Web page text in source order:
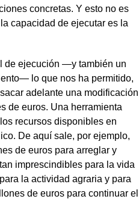
concretas. Y esto no es
capacidad de ejecutar es la
de ejecución —y también un
lo que nos ha permitido,
adelante una modificación
de euros. Una herramienta
recursos disponibles en
De aquí sale, por ejemplo,
de euros para arreglar y
imprescindibles para la vida
la actividad agraria y para
de euros para continuar el